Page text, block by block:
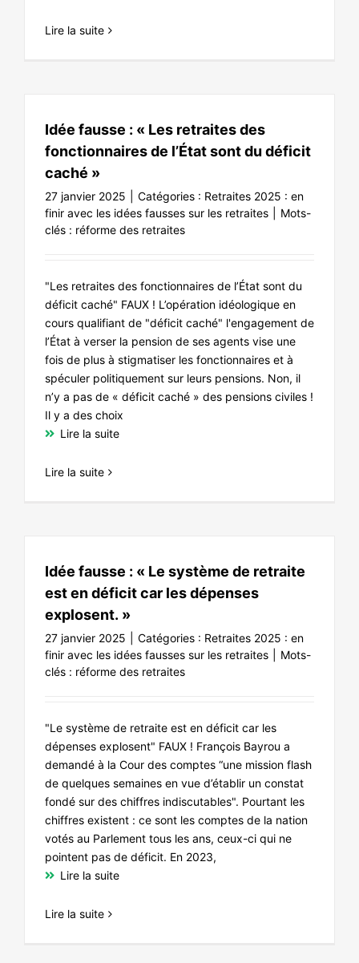
Lire la suite
Idée fausse : « Les retraites des
fonctionnaires de l’État sont du déficit
caché »
27 janvier 2025 Catégories : Retraites 2025 : en
finir avec les idées fausses sur les retraites
Mots-
clés : réforme des retraites
"Les retraites des fonctionnaires de l’État sont du
déficit caché" FAUX ! L’opération idéologique en
cours qualifiant de "déficit caché" l'engagement de
l’État à verser la pension de ses agents vise une
fois de plus à stigmatiser les fonctionnaires et à
spéculer politiquement sur leurs pensions. Non, il
n’y a pas de « déficit caché » des pensions civiles !
Il y a des choix
Lire la suite
Lire la suite
Idée fausse : « Le système de retraite
est en déficit car les dépenses
explosent. »
27 janvier 2025 Catégories : Retraites 2025 : en
finir avec les idées fausses sur les retraites
Mots-
clés : réforme des retraites
"Le système de retraite est en déficit car les
dépenses explosent" FAUX ! François Bayrou a
demandé à la Cour des comptes “une mission flash
de quelques semaines en vue d’établir un constat
fondé sur des chiffres indiscutables". Pourtant les
chiffres existent : ce sont les comptes de la nation
votés au Parlement tous les ans, ceux-ci qui ne
pointent pas de déficit. En 2023,
Lire la suite
Lire la suite